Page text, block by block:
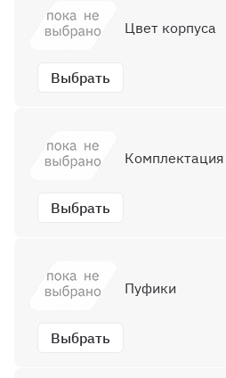
Выбрать
Цвет корпуса
Выбрать
Комплектация
Выбрать
Пуфики